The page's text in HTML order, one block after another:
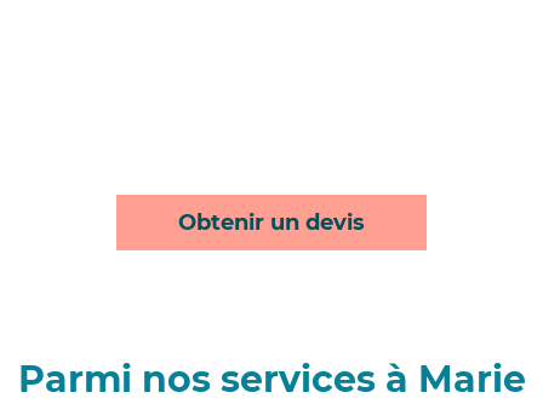
Obtenir un devis
Parmi nos services à Marie